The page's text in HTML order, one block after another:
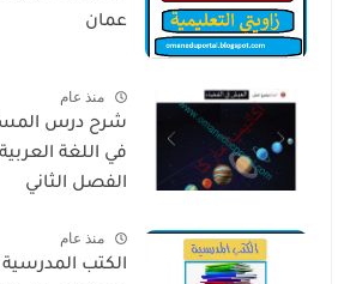
عمان
منذ عام
شرح درس
في اللغة
الفصل الثاني
منذ عام
الكتب المدرسية